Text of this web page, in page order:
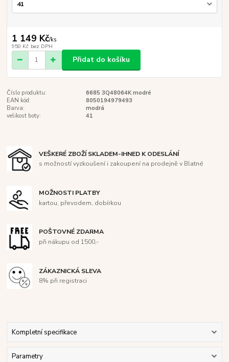
1 149 Kč/ks
950 Kč bez DPH
Přidat do košíku
Číslo produktu:
6685 3Q48064K modré
EAN kód:
8050194979493
Barva:
modrá
velikost boty:
41
VEŠKERÉ ZBOŽÍ SKLADEM-IHNED K ODESLÁNÍ
s možností vyzkoušení i zakoupení na prodejně v Blatné
MOŽNOSTI PLATBY
kartou, převodem, dobírkou
POŠTOVNÉ ZDARMA
při nákupu od 1500,-
ZÁKAZNICKÁ SLEVA
8% při registraci
Kompletní specifikace
Parametry